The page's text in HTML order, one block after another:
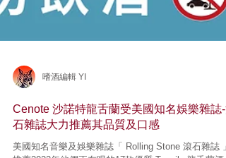
Cenote 沙諾特龍舌蘭受美國知名娛樂雜誌-
石雜誌大力推薦其品質及口感